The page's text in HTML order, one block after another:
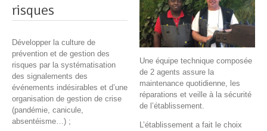
risques
Développer la culture de
prévention et de gestion des
risques par la systématisation
des signalements des
événements indésirables et d’une
organisation de gestion de crise
(pandémie, canicule,
absentéisme…) ;
Une équipe technique composée
de 2 agents assure la
maintenance quotidienne, les
réparations et veille à la sécurité
de l’établissement.
L’établissement a fait le choix